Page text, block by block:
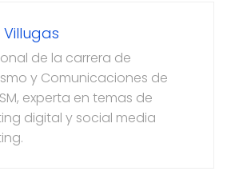
de la carrera de
y Comunicaciones de
experta en temas de
digital y social media